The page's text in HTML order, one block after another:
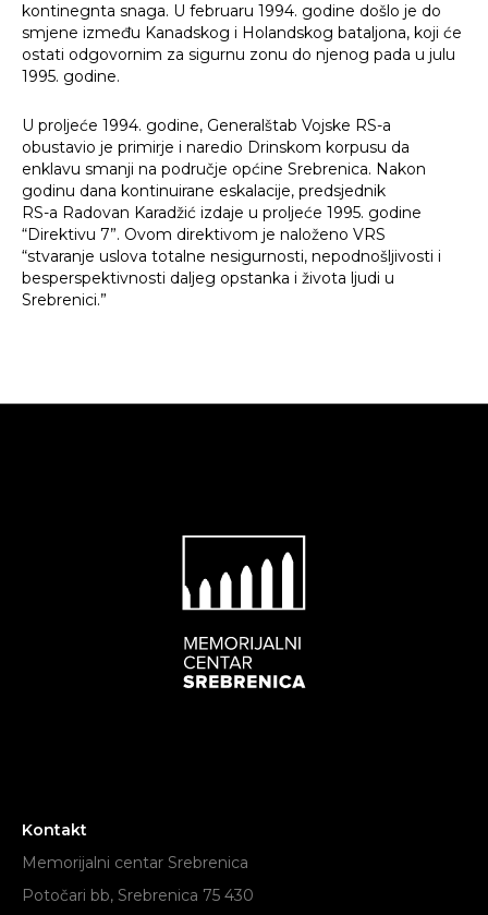
Traži
kontinegnta snaga. U februaru 1994. godine došlo je do
smjene između Kanadskog i Holandskog bataljona, koji će
ostati odgovornim za sigurnu zonu do njenog pada u julu
1995. godine.
U proljeće 1994. godine, Generalštab Vojske RS-a
obustavio je primirje i naredio Drinskom korpusu da
enklavu smanji na područje općine Srebrenica. Nakon
godinu dana kontinuirane eskalacije, predsjednik
RS-a Radovan Karadžić izdaje u proljeće 1995. godine
“Direktivu 7”. Ovom direktivom je naloženo VRS
“stvaranje uslova totalne nesigurnosti, nepodnošljivosti i
besperspektivnosti daljeg opstanka i života ljudi u
Srebrenici.”
Kontakt
Memorijalni centar Srebrenica
Potočari bb, Srebrenica 75 430